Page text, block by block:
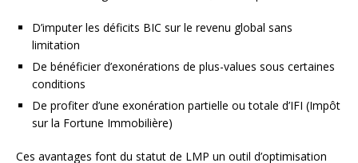
D’imputer les déficits BIC sur le revenu global sans
limitation
De bénéficier d’exonérations de plus-values sous certaines
conditions
De profiter d’une exonération partielle ou totale d’IFI (Impôt
sur la Fortune Immobilière)
Ces avantages font du statut de LMP un outil d’optimisation